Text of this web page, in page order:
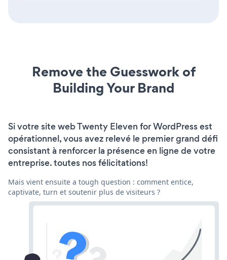
Remove the Guesswork of
Building Your Brand
Si votre site web Twenty Eleven for WordPress est
opérationnel, vous avez relevé le premier grand défi
consistant à renforcer la présence en ligne de votre
entreprise. toutes nos félicitations!
Mais vient ensuite a tough question : comment entice,
captivate, turn et soutenir plus de visiteurs ?